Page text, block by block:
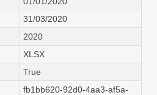
31/03/2020
2020
XLSX
True
fb1bb620-92d0-4aa3-af5a-